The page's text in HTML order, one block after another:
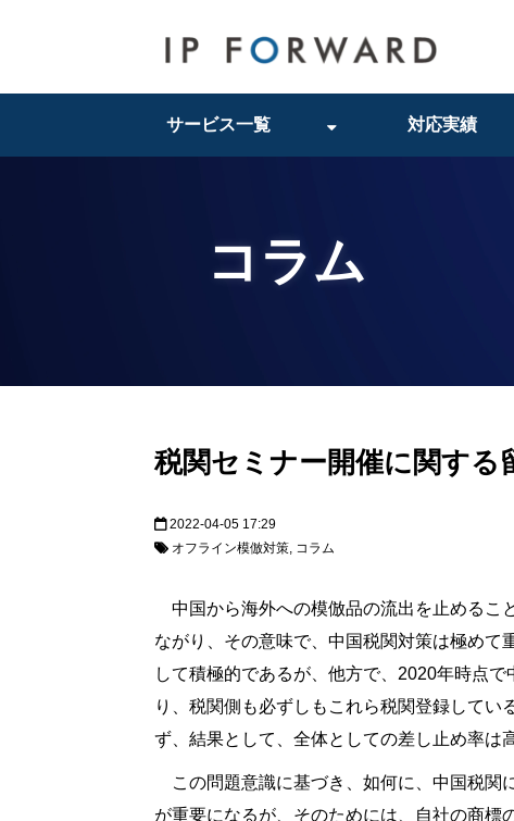
サービス一覧 対応実績
コラム
税関セミナー開催に関する
2022-04-05 17:29
オフライン模倣対策 コラム
中国から海外への模倣品の流出を止めるこ
ながり、その意味で、中国税関対策は極めて
して積極的であるが、他方で、2020年時点
り、税関側も必ずしもこれら税関登録して
ず、結果として、全体としての差し止め率は
この問題意識に基づき、如何に、中国税関
が重要になるが、そのためには、自社の商標